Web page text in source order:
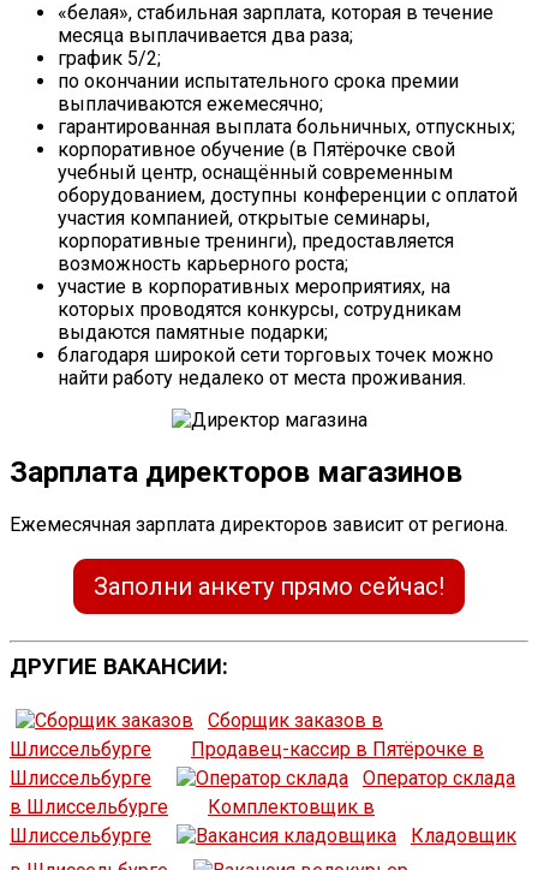
«белая», стабильная зарплата, которая в течение
месяца выплачивается два раза;
график 5/2;
по окончании испытательного срока премии
выплачиваются ежемесячно;
гарантированная выплата больничных, отпускных;
корпоративное обучение (в Пятёрочке свой
учебный центр, оснащённый современным
оборудованием, доступны конференции с оплатой
участия компанией, открытые семинары,
корпоративные тренинги), предоставляется
возможность карьерного роста;
участие в корпоративных мероприятиях, на
которых проводятся конкурсы, сотрудникам
выдаются памятные подарки;
благодаря широкой сети торговых точек можно
найти работу недалеко от места проживания.
Зарплата директоров магазинов
Ежемесячная зарплата директоров зависит от региона.
Заполни анкету прямо сейчас!
ДРУГИЕ ВАКАНСИИ:
Сборщик заказов в
Шлиссельбурге
Продавец-кассир в Пятёрочке в
Шлиссельбурге
Оператор склада
в Шлиссельбурге
Комплектовщик в
Шлиссельбурге
Кладовщик